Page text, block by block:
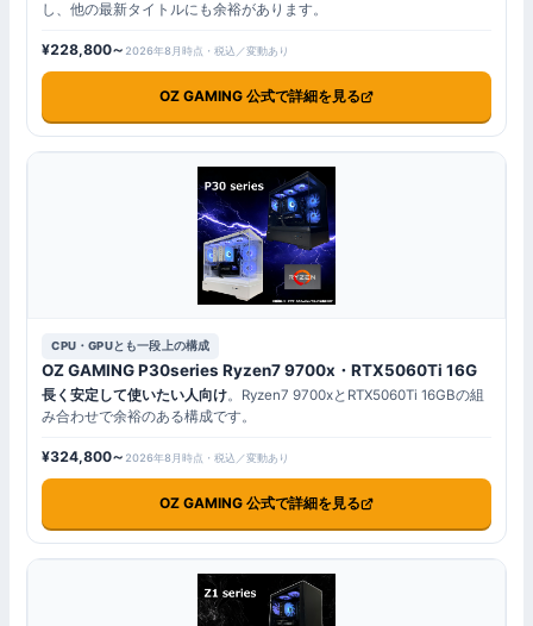
し、他の最新タイトルにも余裕があります。
¥228,800～ 2026年8月時点・税込／変動あり
OZ GAMING 公式で詳細を見る
CPU・GPUとも一段上の構成
OZ GAMING P30series Ryzen7 9700x・RTX5060Ti 16G
長く安定して使いたい人向け。Ryzen7 9700xとRTX5060Ti 16GBの組
み合わせで余裕のある構成です。
¥324,800～ 2026年8月時点・税込／変動あり
OZ GAMING 公式で詳細を見る